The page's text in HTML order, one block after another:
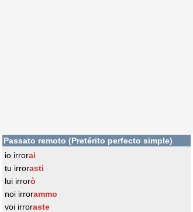
Passato remoto (Pretérito perfecto simple)
io irrorai
tu irrorasti
lui irrorò
noi irrorammo
voi irroraste